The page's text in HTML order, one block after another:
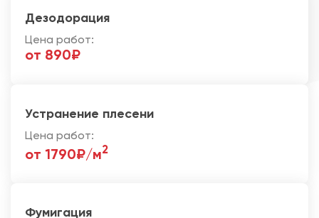
Дезодорация
Цена работ:
от 890₽
Устранение плесени
Цена работ:
от 1790₽/м2
Фумигация